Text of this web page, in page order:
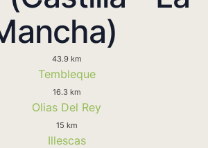
43.9 km
Tembleque
16.3 km
Olias Del Rey
15 km
Illescas